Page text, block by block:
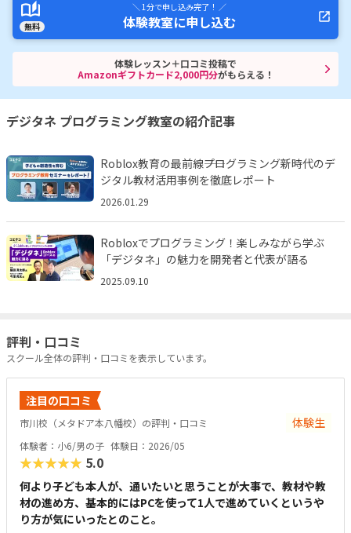
無料
＼ 1分で申し込み完了！ ／
体験教室に申し込む
体験レッスン＋口コミ投稿で
Amazonギフトカード2,000円分がもらえる！
デジタネ プログラミング教室の紹介記事
Roblox教育の最前線――プログラミング新時代のデ
ジタル教材活用事例を徹底レポート
2026.01.29
Robloxでプログラミング！楽しみながら学ぶ
「デジタネ」の魅力を開発者と代表が語る
2025.09.10
評判・口コミ
スクール全体の評判・口コミを表示しています。
注目の口コミ
市川校（メタドア本八幡校）の評判・口コミ 体験生
体験者：小6/男の子 体験日：2026/05
★★★★★ 5.0
何より子ども本人が、通いたいと思うことが大事で、教材や教
材の進め方、基本的にはPCを使って1人で進めていくというや
り方が気にいったとのこと。